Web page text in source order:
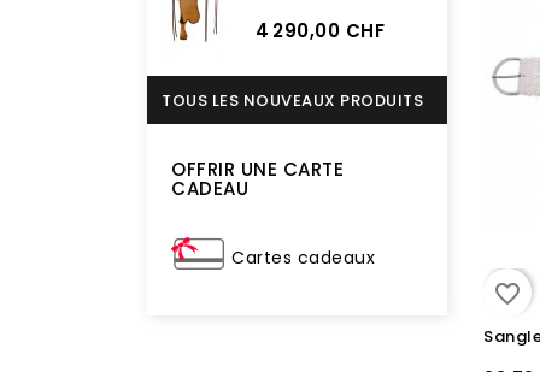
4 290,00 CHF
TOUS LES NOUVEAUX PRODUITS
OFFRIR UNE CARTE
CADEAU
Cartes cadeaux
favorite_border